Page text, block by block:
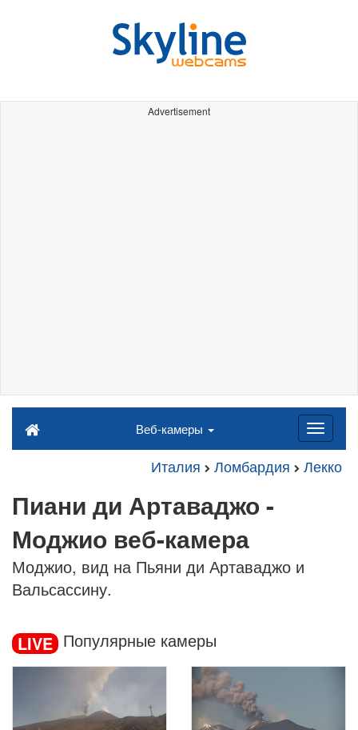
Advertisement
Веб-камеры
Италия Ломбардия Лекко
Пиани ди Артаваджо -
Моджио веб-камера
Моджио, вид на Пьяни ди Артаваджо и
Вальсассину.
LIVE Популярные камеры